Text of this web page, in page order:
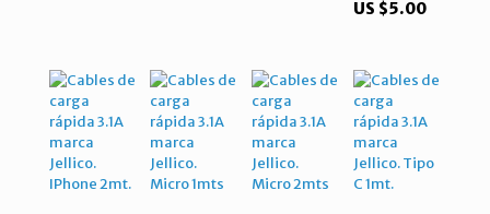
$10.00
hasta
US
$12.00
US $5.00